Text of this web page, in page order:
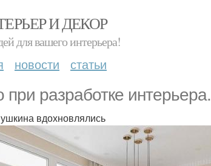
И ДЕКОР
для вашего интерьера!
новости статьи
при разработке интерьера.
вдохновлялись